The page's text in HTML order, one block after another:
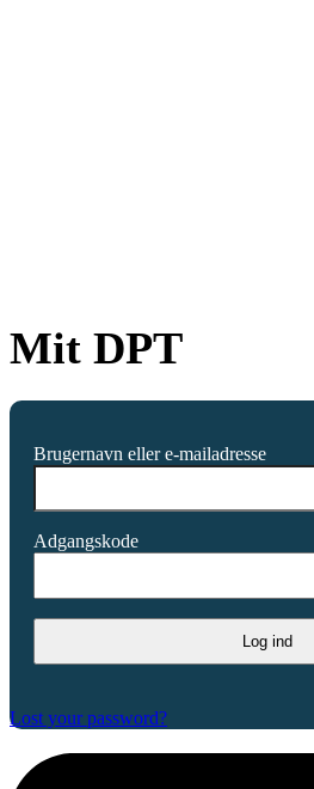
Mit DPT
Brugernavn eller e-mailadresse
Adgangskode
Lost your password?